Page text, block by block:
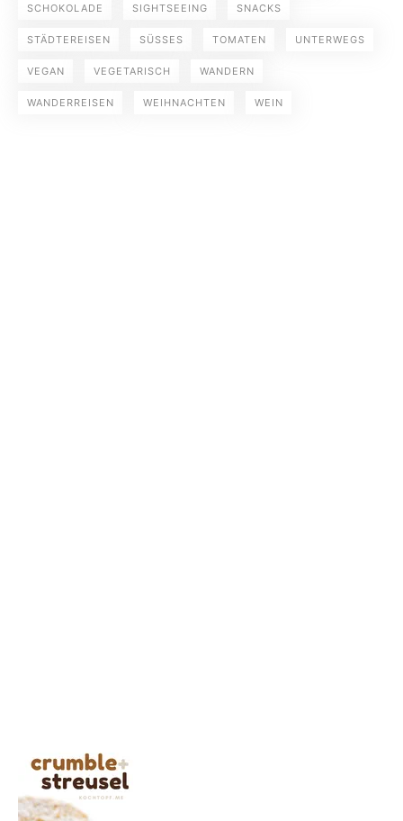
SCHOKOLADE SIGHTSEEING SNACKS
STÄDTEREISEN SÜSSES TOMATEN UNTERWEGS
VEGAN VEGETARISCH WANDERN
WANDERREISEN WEIHNACHTEN WEIN